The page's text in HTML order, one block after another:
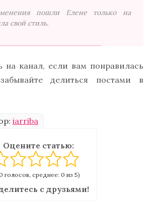
пошли Елене только на
свой стиль.
на канал, если вам понравилась
делиться постами в
iarriba
Оцените статью:
голосов, среднее: 0 из 5)
с друзьями!